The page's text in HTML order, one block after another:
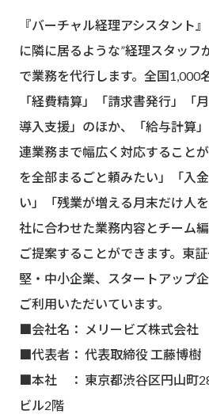
『バーチャル経理アシスタント
に隣に居るような”経理スタッフ
で業務を代行します。全国1,000
「経費精算」「請求書発行」「
導入支援」のほか、「給与計算
連業務まで幅広く対応すること
を全部まるごと頼みたい」「入
い」「残業が増える月末だけ人
社に合わせた業務内容とチーム
ご提案することができます。東
堅・中小企業、スタートアップ
ご利用いただいています。
■会社名： メリービズ株式会社
■代表者： 代表取締役 工藤博樹
■本社 ： 東京都渋谷区円山町
ビル2階